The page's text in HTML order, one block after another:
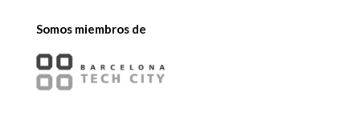
Somos miembros de